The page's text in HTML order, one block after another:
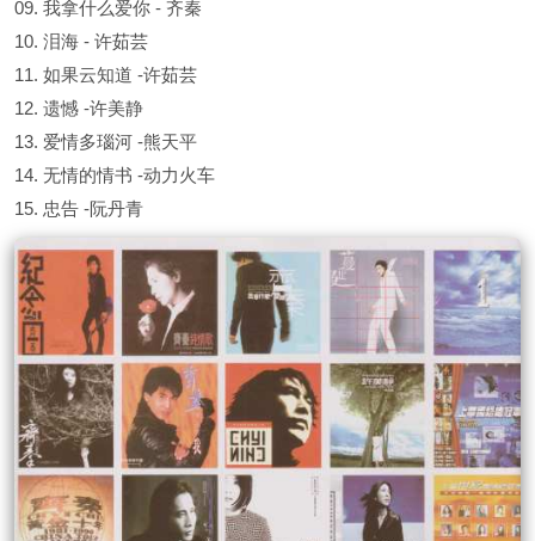
09. 我拿什么爱你 - 齐秦
10. 泪海 - 许茹芸
11. 如果云知道 -许茹芸
12. 遗憾 -许美静
13. 爱情多瑙河 -熊天平
14. 无情的情书 -动力火车
15. 忠告 -阮丹青